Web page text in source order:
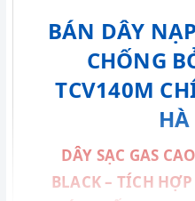
BÁN DÂY
CHỐNG
TCV140M
DÂY SẠC GAS
BLACK – TÍCH